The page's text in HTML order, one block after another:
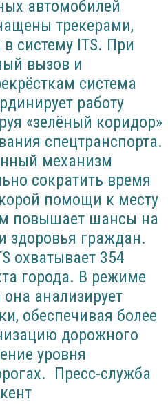
автомобилей
трекерами,
систему ITS. При
вызов и
система
работу
«зелёный коридор»
спецтранспорта.
механизм
сократить время
помощи к месту
повышает шансы на
здоровья граждан.
охватывает 354
города. В режиме
анализирует
обеспечивая более
дорожного
уровня
Пресс-служба